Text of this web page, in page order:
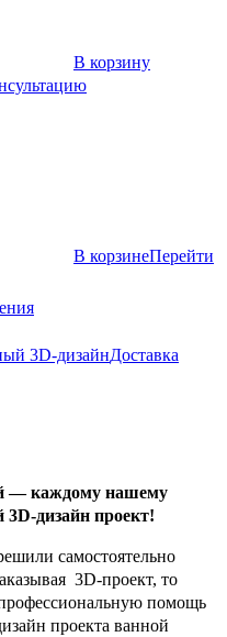
В корзину
В корзинеПерейти
3D-дизайнДоставка
— каждому нашему
дизайн проект!
самостоятельно
3D-проект, то
помощь
проекта ванной